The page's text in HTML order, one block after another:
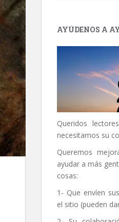
AYÚDENOS A
Queridos
necesitamos su
Queremos
ayudar a más
cosas:
1- Que envíen
el sitio (pueden